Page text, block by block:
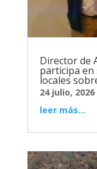
Director de
participa en
locales
24 julio, 2026
leer más...